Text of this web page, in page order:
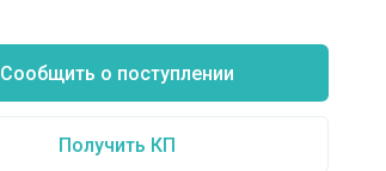
Сообщить о поступлении
Получить КП